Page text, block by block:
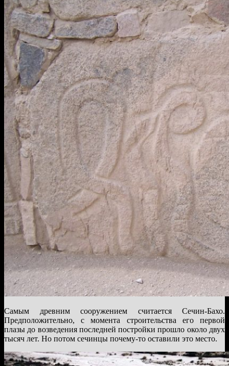
Самым древним сооружением считается Сечин-Бахо.
Предположительно, с момента строительства его первой
плазы до возведения последней постройки прошло около двух
тысяч лет. Но потом сечинцы почему-то оставили это место.